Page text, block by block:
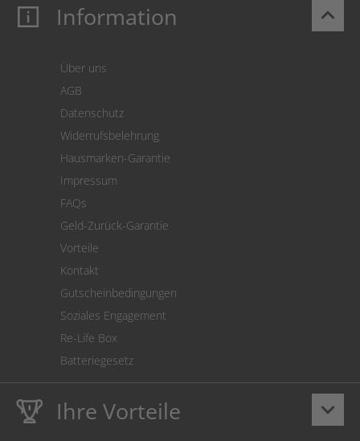
Mein Konto
Cookie Einstellungen
keyboard_arrow_up
Information
Über uns
AGB
Datenschutz
Widerrufsbelehrung
Hausmarken-Garantie
Impressum
FAQs
Geld-Zurück-Garantie
Vorteile
Kontakt
Gutscheinbedingungen
Soziales Engagement
Re-Life Box
Batteriegesetz
keyboard_arrow_down
Ihre Vorteile